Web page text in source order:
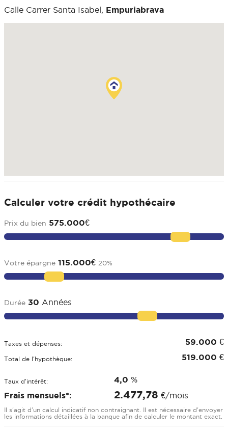
Calle Carrer Santa Isabel, Empuriabrava
Calculer votre crédit hypothécaire
Prix du bien 575.000€
Votre épargne 115.000€ 20%
Durée 30 Années
Taxes et dépenses: 59.000 €
Total de l'hypothèque: 519.000 €
Taux d'intérêt: 4,0 %
Frais mensuels*:
2.477,78 €/mois
Il s'agit d'un calcul indicatif non contraignant. Il est nécessaire d'envoyer
les informations détaillées à la banque afin de calculer le montant exact.